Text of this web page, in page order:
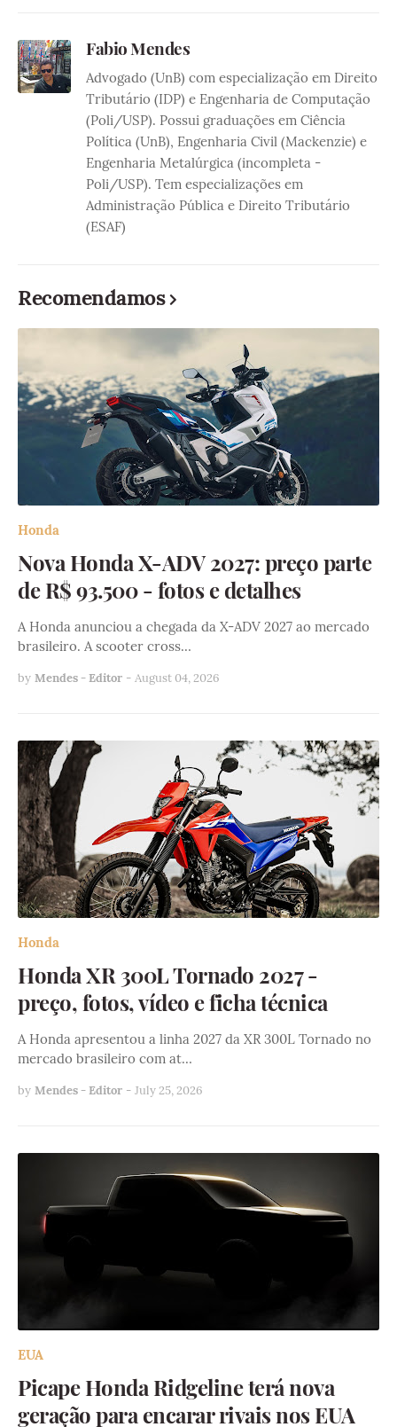
Fabio Mendes
Advogado (UnB) com especialização em Direito
Tributário (IDP) e Engenharia de Computação
(Poli/USP). Possui graduações em Ciência
Política (UnB), Engenharia Civil (Mackenzie) e
Engenharia Metalúrgica (incompleta -
Poli/USP). Tem especializações em
Administração Pública e Direito Tributário
(ESAF)
Recomendamos
Honda
Nova Honda X-ADV 2027: preço parte
de R$ 93.500 - fotos e detalhes
A Honda anunciou a chegada da X-ADV 2027 ao mercado
brasileiro. A scooter cross…
by Mendes - Editor - August 04, 2026
Honda
Honda XR 300L Tornado 2027 -
preço, fotos, vídeo e ficha técnica
A Honda apresentou a linha 2027 da XR 300L Tornado no
mercado brasileiro com at…
by Mendes - Editor - July 25, 2026
EUA
Picape Honda Ridgeline terá nova
geração para encarar rivais nos EUA